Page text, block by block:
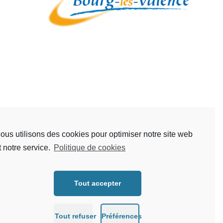
utilisons des cookies pour optimiser notre site web
notre service. Politique de cookies
Tout accepter
Tout refuser Préférences